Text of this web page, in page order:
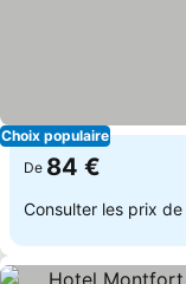
Choix populaire
De 84 €
Consulter les prix de